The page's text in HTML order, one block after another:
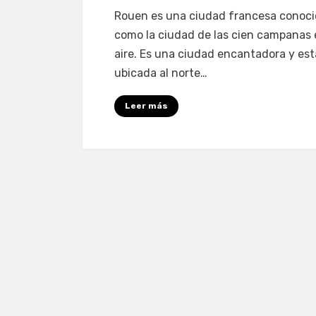
ver
en
Rouen,
Rouen es una ciudad francesa
como la ciudad de las cien campanas
aire. Es una ciudad encantadora y
ubicada al norte…
Leer más